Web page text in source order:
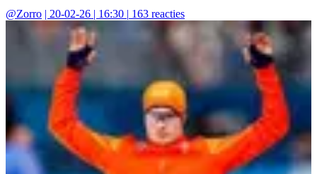
@Zorro | 20-02-26 | 16:30 | 163 reacties